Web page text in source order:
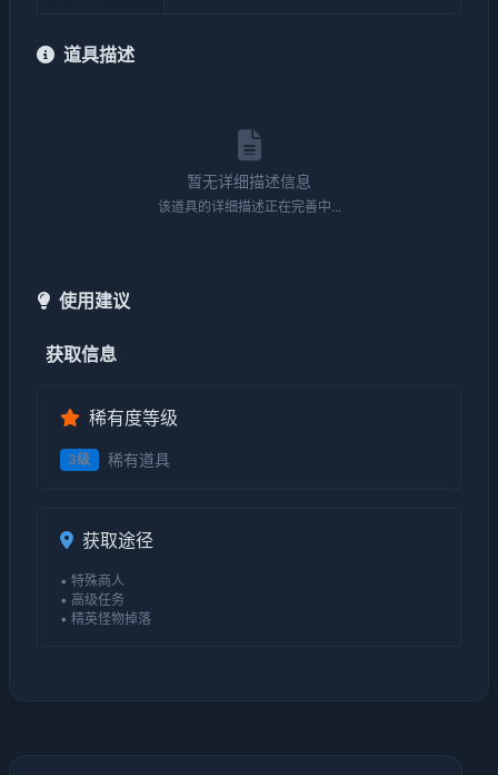
道具描述
暂无详细描述信息
该道具的详细描述正在完善中...
使用建议
获取信息
稀有度等级
3级 稀有道具
获取途径
• 特殊商人
• 高级任务
• 精英怪物掉落